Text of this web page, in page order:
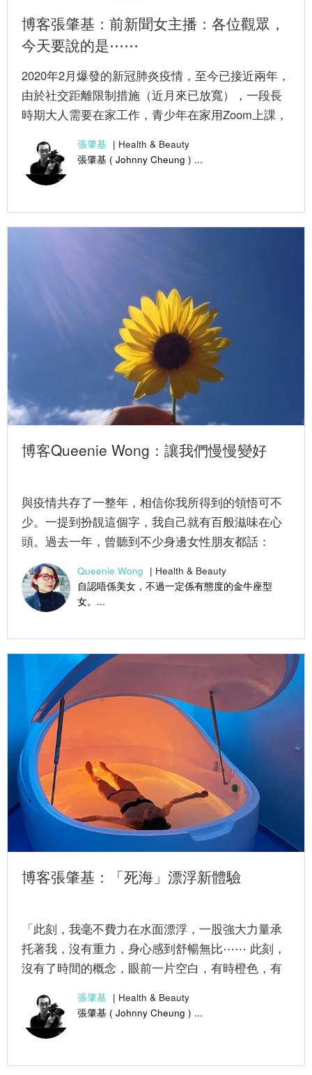
博客張肇基：前新聞女主播：各位觀眾，
今天要說的是⋯⋯
2020年2月爆發的新冠肺炎疫情，至今已接近兩年，
由於社交距離限制措施（近月來已放寬），一段長
時期大人需要在家工作，青少年在家用Zoom上課，
張肇基 | Health & Beauty
張肇基 ( Johnny Cheung ) ...
博客Queenie Wong：讓我們慢慢變好
與疫情共存了一整年，相信你我所得到的領悟可不
少。一提到扮靚這個字，我自己就有百般滋味在心
頭。過去一年，曾聽到不少身邊女性朋友都話：
「天天都係口罩妝，搽唇膏、胭脂...
Queenie Wong | Health & Beauty
自認唔係美女，不過一定係有態度的金牛座型
女。...
博客張肇基：「死海」漂浮新體驗
「此刻，我毫不費力在水面漂浮，一股強大力量承
托著我，沒有重力，身心感到舒暢無比⋯⋯ 此刻，
沒有了時間的概念，眼前一片空白，有時橙色，有
張肇基 | Health & Beauty
張肇基 ( Johnny Cheung ) ...